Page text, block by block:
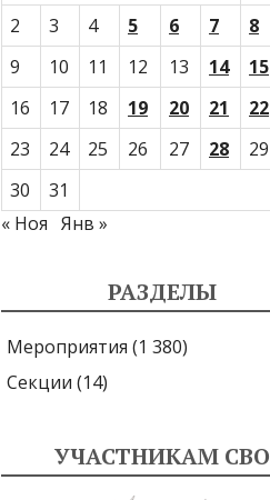
2
3 4 5 6 7
8
9
10 11 12 13 14
15
16
17 18 19 20 21
22
23
24 25 26 27 28
29
30
31
« Ноя Янв »
РАЗДЕЛЫ
Мероприятия (1 380)
Секции (14)
УЧАСТНИКАМ СВО